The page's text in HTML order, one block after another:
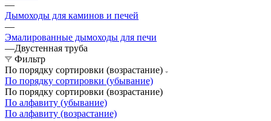
—
Дымоходы для каминов и печей
—
Эмалированные дымоходы для печи
—Двустенная труба
Фильтр
По порядку сортировки (возрастание)
По порядку сортировки (убывание)
По порядку сортировки (возрастание)
По алфавиту (убывание)
По алфавиту (возрастание)